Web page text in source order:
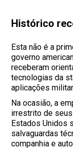
Histórico
Esta não é a
governo
receberam
tecnologias da
aplicações
Na ocasião, a
irrestrito de
Estados Unidos
salvaguardas
companhia e